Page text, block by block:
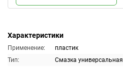
Характеристики
Применение:
пластик
Тип:
Смазка универсальная